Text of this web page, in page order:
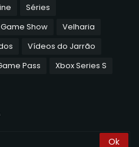
Séries
Show
Velharia
Vídeos do Jarrão
Pass
Xbox Series S